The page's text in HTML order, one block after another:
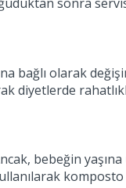
bağlı olarak
diyetlerde
bebeğin
komposto